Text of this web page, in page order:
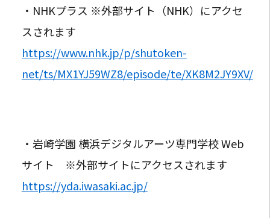
・NHKプラス ※外部サイト（NHK）にアクセ
スされます
https://www.nhk.jp/p/shutoken-
net/ts/MX1YJ59WZ8/episode/te/XK8M2JY9XV/
・岩崎学園 横浜デジタルアーツ専門学校 Web
サイト ※外部サイトにアクセスされます
https://yda.iwasaki.ac.jp/